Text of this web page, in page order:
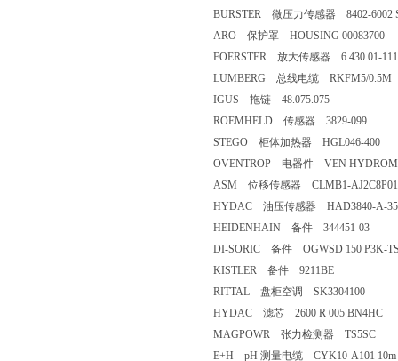
BURSTER 微压力传感器 8402-6002
ARO 保护罩 HOUSING 00083700
FOERSTER 放大传感器 6.430.01-
LUMBERG 总线电缆 RKFM5/0.5M
IGUS 拖链 48.075.075
ROEMHELD 传感器 3829-099
STEGO 柜体加热器 HGL046-400
OVENTROP 电器件 VEN
ASM 位移传感器 CLMB1-
HYDAC 油压传感器 HAD3840-A-
HEIDENHAIN 备件 344451-03
DI-SORIC 备件 OGWSD 150 P3K-
KISTLER 备件 9211BE
RITTAL 盘柜空调 SK3304100
HYDAC 滤芯 2600 R 005 BN4HC
MAGPOWR 张力检测器 TS5SC
E+H pH 测量电缆 CYK10-A101 10m